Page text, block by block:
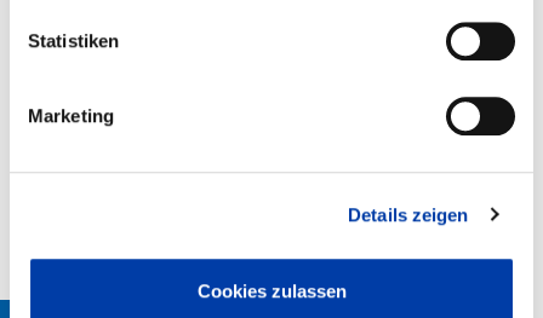
Statistiken
Marketing
Details zeigen
Cookies zulassen
WIRTSCHAFTSZWEIGE: